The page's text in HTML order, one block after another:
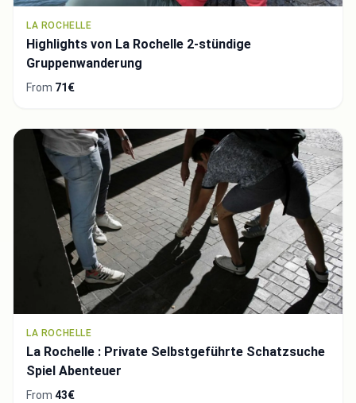
LA ROCHELLE
Highlights von La Rochelle 2-stündige
Gruppenwanderung
From 71€
LA ROCHELLE
La Rochelle : Private Selbstgeführte Schatzsuche
Spiel Abenteuer
From 43€